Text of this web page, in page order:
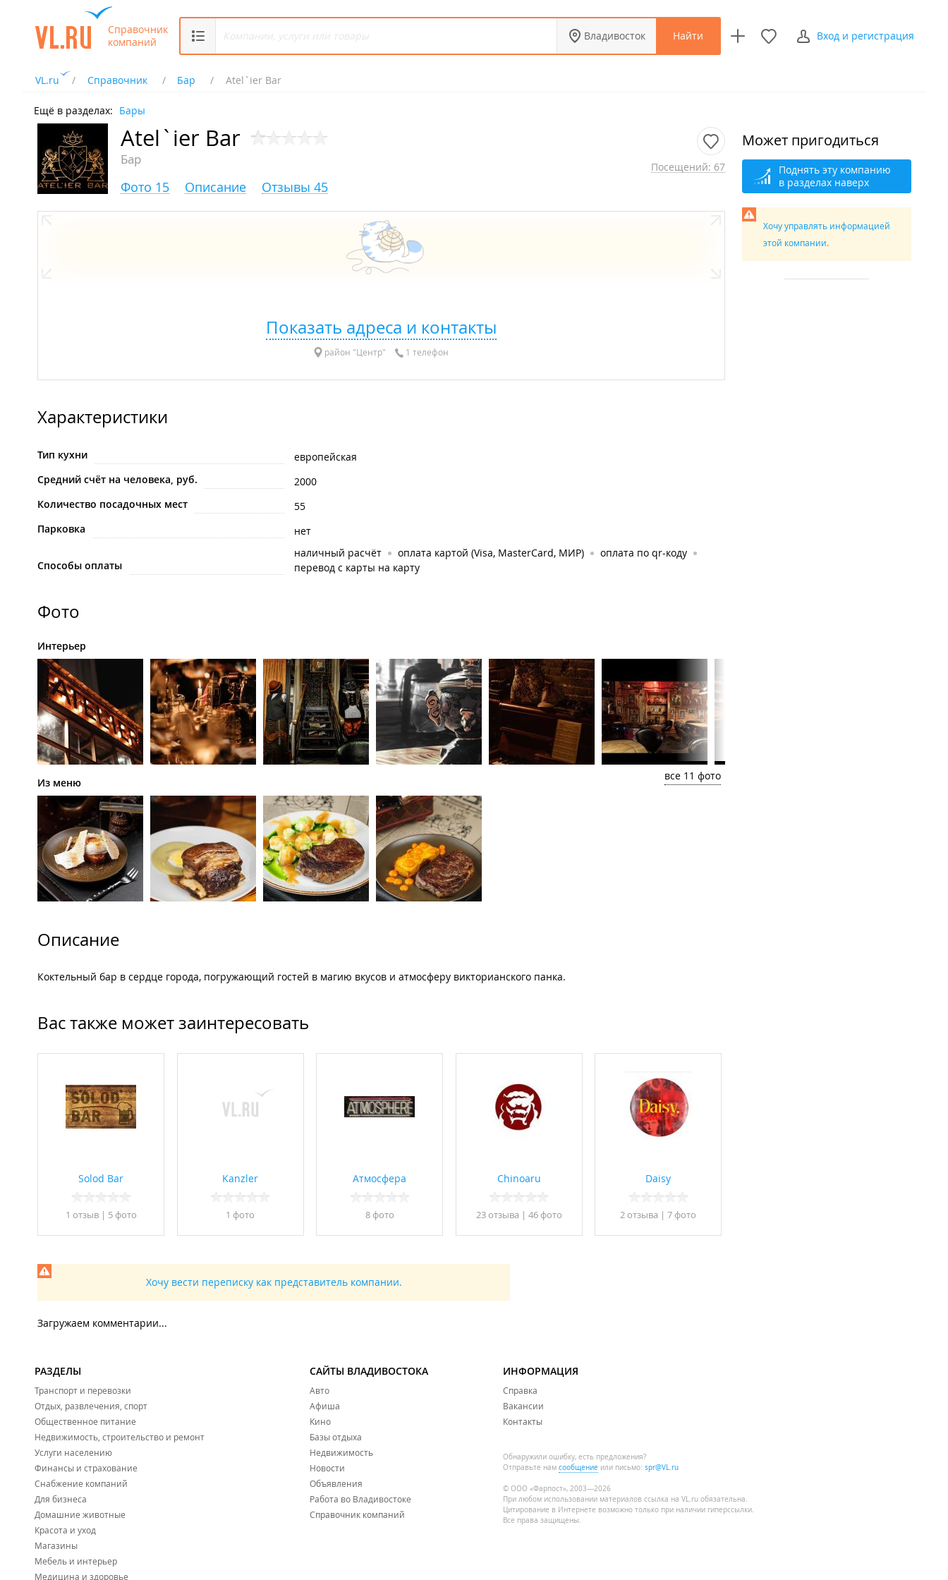
Справочник
компаний
Владивосток Найти Вход и регистрация
VL.ru Справочник Бар Atеl`ier Bar
Ещё в разделах: Бары
Atеl`ier Bar
Бар Посещений: 67
Фото 15 Описание Отзывы 45
Показать адреса и контакты
район "Центр" 1 телефон
Характеристики
Тип кухни
европейская
Средний счёт на человека, руб.
2000
Количество посадочных мест
55
Парковка
нет
Способы оплаты
наличный расчёт оплата картой (Visa, MasterCard, МИР)
оплата по qr-коду
перевод с карты на карту
Фото
Интерьер
все 11 фото
Из меню
Описание
Коктельный бар в сердце города, погружающий гостей в магию вкусов и атмосферу викторианского панка.
Вас также может заинтересовать
Solod Bar
1 отзыв | 5 фото
Kanzler
1 фото
Атмосфера
8 фото
Chinoaru
23 отзывa | 46 фото
Daisy
2 отзывa | 7 фото
Хочу вести переписку как представитель компании.
Загружаем комментарии...
Может пригодиться
Поднять эту компанию
в разделах наверх
Хочу управлять информацией
этой компании.
РАЗДЕЛЫ
Транспорт и перевозки
Отдых, развлечения, спорт
Общественное питание
Недвижимость, строительство и ремонт
Услуги населению
Финансы и страхование
Снабжение компаний
Для бизнеса
Домашние животные
Красота и уход
Магазины
Мебель и интерьер
Медицина и здоровье
САЙТЫ ВЛАДИВОСТОКА
Авто
Афиша
Кино
Базы отдыха
Недвижимость
Новости
Объявления
Работа во Владивостоке
Справочник компаний
ИНФОРМАЦИЯ
Справка
Вакансии
Контакты
Обнаружили ошибку, есть предложения?
Отправьте нам сообщение или письмо: spr@VL.ru
© ООО «Фарпост», 2003—2026
При любом использовании материалов ссылка на VL.ru обязательна.
Цитирование в Интернете возможно только при наличии гиперссылки.
Все права защищены.